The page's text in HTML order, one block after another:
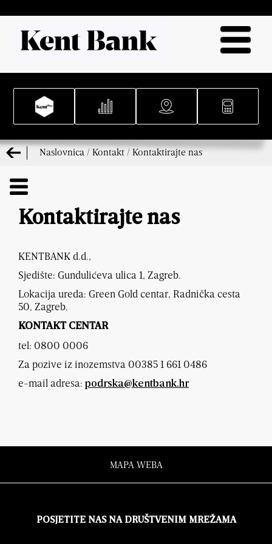
Naslovnica / Kontakt / Kontaktirajte nas
Kontaktirajte nas
KENTBANK d.d.,
Sjedište: Gundulićeva ulica 1, Zagreb.
Lokacija ureda: Green Gold centar, Radnička cesta
50, Zagreb.
KONTAKT CENTAR
tel: 0800 0006
Za pozive iz inozemstva 00385 1 661 0486
e-mail adresa: podrska@kentbank.hr
MAPA WEBA
POSJETITE NAS NA DRUŠTVENIM MREŽAMA